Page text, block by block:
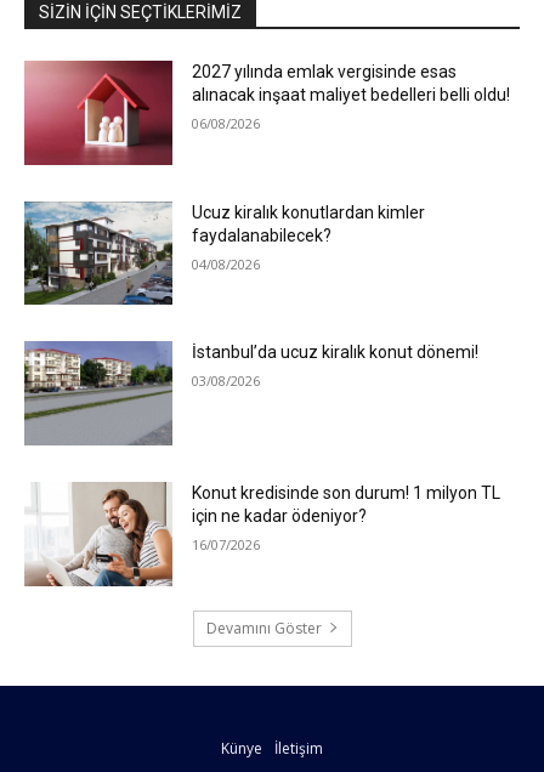
SIZIN İÇIN SEÇTIKLERIMIZ
2027 yılında emlak vergisinde esas
alınacak inşaat maliyet bedelleri belli oldu!
06/08/2026
Ucuz kiralık konutlardan kimler
faydalanabilecek?
04/08/2026
İstanbul’da ucuz kiralık konut dönemi!
03/08/2026
Konut kredisinde son durum! 1 milyon TL
için ne kadar ödeniyor?
16/07/2026
Devamını Göster
Künye İletişim